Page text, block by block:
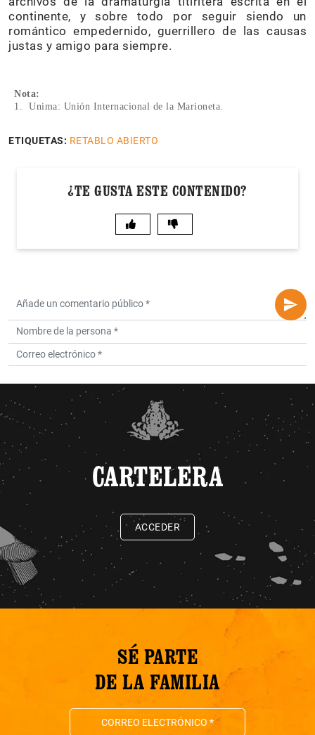
continente, y sobre todo por seguir siendo un
romántico empedernido, guerrillero de las causas
justas y amigo para siempre.
Nota:
1. Unima: Unión Internacional de la Marioneta.
ETIQUETAS: RETABLO ABIERTO
¿TE GUSTA ESTE CONTENIDO?
CARTELERA
ACCEDER
SÉ PARTE
DE LA FAMILIA